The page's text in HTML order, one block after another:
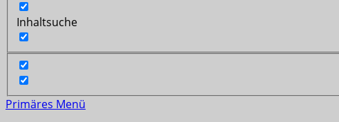
Inhaltsuche
Primäres Menü